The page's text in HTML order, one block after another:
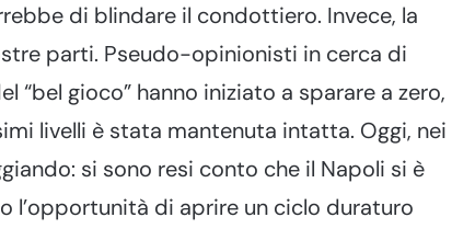
di blindare il condottiero. Invece, la
parti. Pseudo-opinionisti in cerca di
gioco” hanno iniziato a sparare a zero,
livelli è stata mantenuta intatta. Oggi, nei
si sono resi conto che il Napoli si è
di aprire un ciclo duraturo